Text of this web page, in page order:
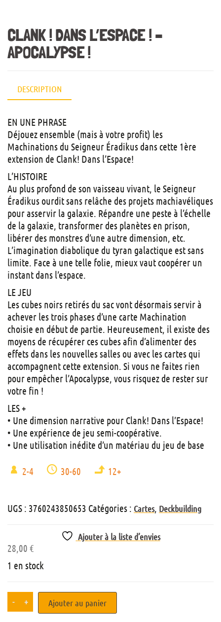
CLANK ! DANS L’ESPACE ! –
APOCALYPSE !
DESCRIPTION
EN UNE PHRASE
Déjouez ensemble (mais à votre profit) les
Machinations du Seigneur Éradikus dans cette 1ère
extension de Clank! Dans l’Espace!
L’HISTOIRE
Au plus profond de son vaisseau vivant, le Seigneur
Éradikus ourdit sans relâche des projets machiavéliques
pour asservir la galaxie. Répandre une peste à l’échelle
de la galaxie, transformer des planètes en prison,
libérer des monstres d’une autre dimension, etc.
L’imagination diabolique du tyran galactique est sans
limite. Face à une telle folie, mieux vaut coopérer un
instant dans l’espace.
LE JEU
Les cubes noirs retirés du sac vont désormais servir à
achever les trois phases d’une carte Machination
choisie en début de partie. Heureusement, il existe des
moyens de récupérer ces cubes afin d’alimenter des
effets dans les nouvelles salles ou avec les cartes qui
accompagnent cette extension. Si vous ne faites rien
pour empêcher l’Apocalypse, vous risquez de rester sur
votre fin !
LES +
• Une dimension narrative pour Clank! Dans l’Espace!
• Une expérience de jeu semi-coopérative.
• Une utilisation inédite d’un matériau du jeu de base
2-4 30-60 12+
UGS : 3760243850653 Catégories : Cartes, Deckbuilding
Ajouter à la liste d’envies
28,00 €
1 en stock
- + Ajouter au panier